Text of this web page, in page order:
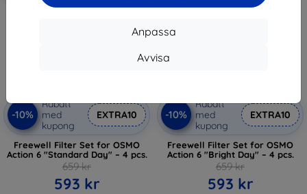
Anpassa
Avvisa
-10%
Rabatt
med
kupong
EXTRA10
Freewell Filter Set for OSMO
Action 6 "Standard Day" – 4 pcs.
659 kr
593 kr
-10%
Rabatt
med
kupong
EXTRA10
Freewell Filter Set for OSMO
Action 6 "Bright Day" – 4 pcs.
659 kr
593 kr